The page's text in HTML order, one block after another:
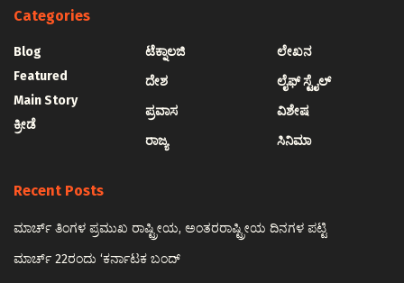
Categories
Blog
Featured
Main Story
ಕ್ರೀಡೆ
ಟೆಕ್ನಾಲಜಿ
ದೇಶ
ಪ್ರವಾಸ
ರಾಜ್ಯ
ಲೇಖನ
ಲೈಫ್ ಸ್ಟೈಲ್
ವಿಶೇಷ
ಸಿನಿಮಾ
Recent Posts
ಮಾರ್ಚ್ ತಿಂಗಳ ಪ್ರಮುಖ ರಾಷ್ಟ್ರೀಯ, ಅಂತರರಾಷ್ಟ್ರೀಯ ದಿನಗಳ ಪಟ್ಟಿ
ಮಾರ್ಚ್ 22ರಂದು ‘ಕರ್ನಾಟಕ ಬಂದ್